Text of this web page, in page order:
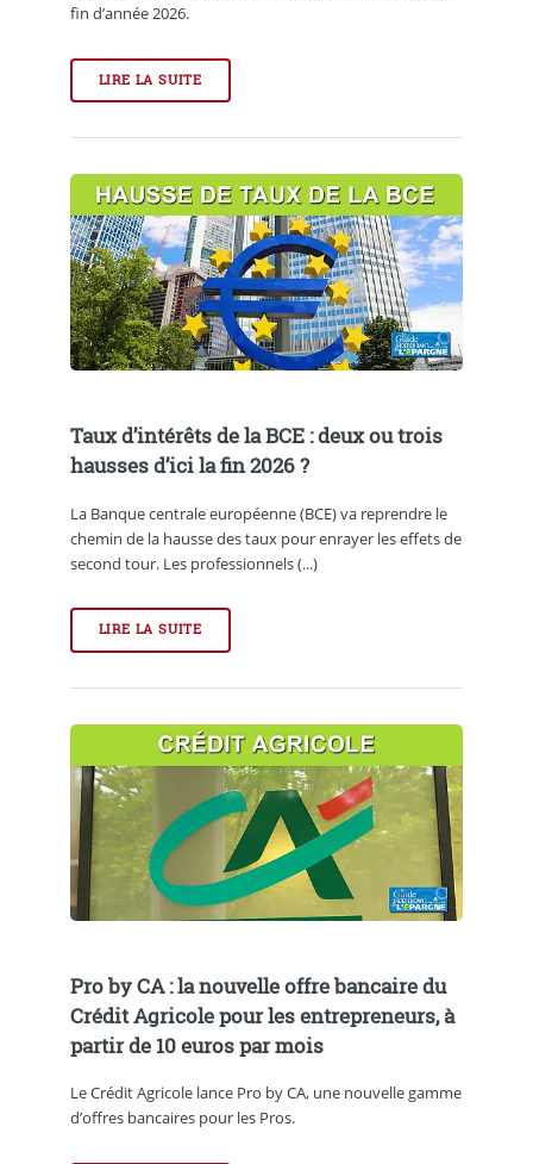
fin d’année 2026.
LIRE LA SUITE
Taux d’intérêts de la BCE : deux ou trois
hausses d’ici la fin 2026 ?
La Banque centrale européenne (BCE) va reprendre le
chemin de la hausse des taux pour enrayer les effets de
second tour. Les professionnels (...)
LIRE LA SUITE
Pro by CA : la nouvelle offre bancaire du
Crédit Agricole pour les entrepreneurs, à
partir de 10 euros par mois
Le Crédit Agricole lance Pro by CA, une nouvelle gamme
d’offres bancaires pour les Pros.